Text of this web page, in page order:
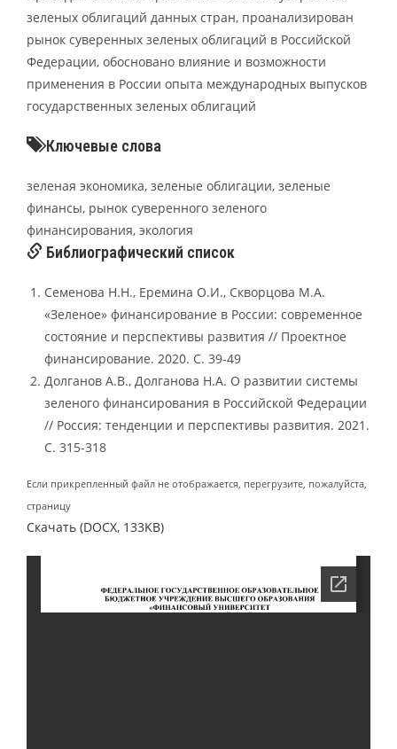
зеленых облигаций данных стран, проанализирован
рынок суверенных зеленых облигаций в Российской
Федерации, обосновано влияние и возможности
применения в России опыта международных выпусков
государственных зеленых облигаций
Ключевые слова
зеленая экономика, зеленые облигации, зеленые
финансы, рынок суверенного зеленого
финансирования, экология
Библиографический список
Семенова Н.Н., Еремина О.И., Скворцова М.А.
«Зеленое» финансирование в России: современное
состояние и перспективы развития // Проектное
финансирование. 2020. С. 39-49
Долганов А.В., Долганова Н.А. О развитии системы
зеленого финансирования в Российской Федерации
// Россия: тенденции и перспективы развития. 2021.
С. 315-318
Если прикрепленный файл не отображается, перегрузите, пожалуйста,
страницу
Скачать (DOCX, 133KB)